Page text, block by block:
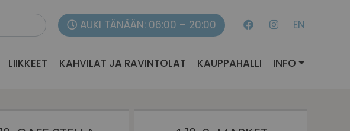
AUKI TÄNÄÄN: 06:00 – 20:00 EN
LIIKKEET KAHVILAT JA RAVINTOLAT KAUPPAHALLI INFO